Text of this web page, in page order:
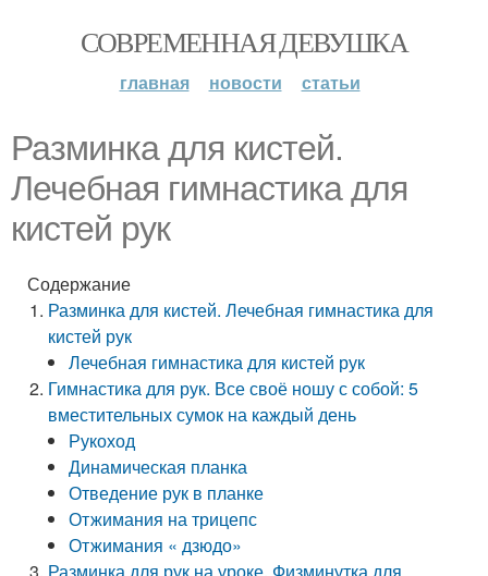
СОВРЕМЕННАЯ ДЕВУШКА
главная новости статьи
Разминка для кистей.
Лечебная гимнастика для
кистей рук
Содержание
Разминка для кистей. Лечебная гимнастика для
кистей рук
Лечебная гимнастика для кистей рук
Гимнастика для рук. Все своё ношу с собой: 5
вместительных сумок на каждый день
Рукоход
Динамическая планка
Отведение рук в планке
Отжимания на трицепс
Отжимания « дзюдо»